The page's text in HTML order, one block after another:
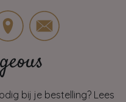
bij je bestelling? Lees